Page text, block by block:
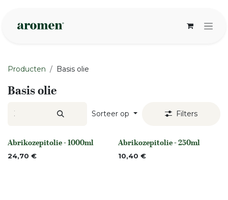
Producten Basis olie
Basis olie
Sorteer op Filters
None
Abrikozepitolie - 1000ml
24,70 € None
Abrikozepitolie - 250ml
10,40 €